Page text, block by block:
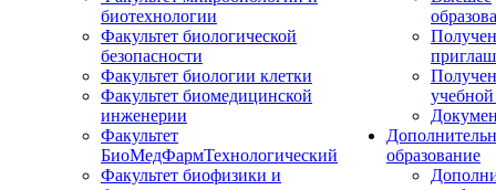
биотехнологии
Факультет биологической
безопасности
Факультет биологии клетки
Факультет биомедицинской
инженерии
Факультет
БиоМедФармТехнологический
Факультет биофизики и
образование